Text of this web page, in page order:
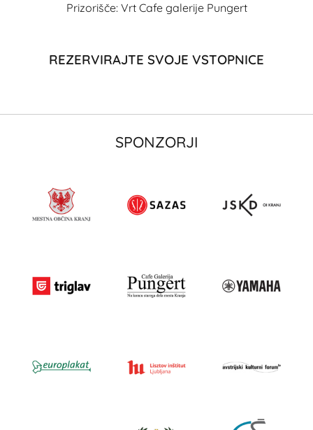
Prizorišče: Vrt Cafe galerije Pungert
REZERVIRAJTE SVOJE VSTOPNICE
SPONZORJI